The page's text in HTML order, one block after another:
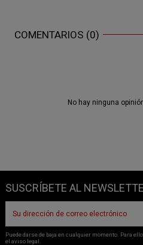
COMENTARIOS (0)
No hay ninguna
SUSCRÍBETE AL
Puede darse de baja en cualquier momento. Para
el aviso legal.